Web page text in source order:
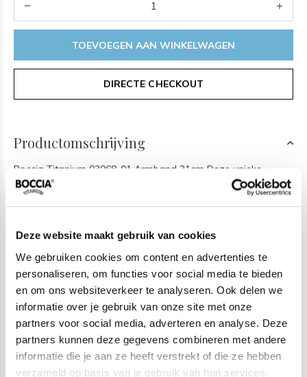
Deze website maakt gebruik van cookies
We gebruiken cookies om content en advertenties te
personaliseren, om functies voor social media te bieden
en om ons websiteverkeer te analyseren. Ook delen we
informatie over je gebruik van onze site met onze
partners voor social media, adverteren en analyse. Deze
partners kunnen deze gegevens combineren met andere
informatie die je aan ze heeft verstrekt of die ze hebben
verzameld op basis van je gebruik van hun services.
TOEVOEGEN AAN WINKELWAGEN
DIRECTE CHECKOUT
Productomschrijving
Boccia Titanium 03068-01 Armband 21cm Deze unieke
titanium armband van Boccia Titanium is een mooie
toevoeging aan je sieradencollectie! Wat deze
grote ovale matte schakels heeft met daartussen kleinere
glanzende ovale schakels, dit geeft een volle en luxe
uitstraling. De armband heeft een lengte van 21cm en sluit
met een klapsluiting. Combineer de armband met de
bijpassende ketting en oorbellen voor een complete look.
Het merk